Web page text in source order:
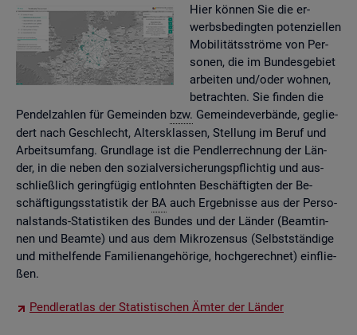
Hier kön­nen Sie die er­
werbs­be­ding­ten po­ten­zi­el­len
Mo­bi­li­täts­strö­me von Per­
so­nen, die im Bun­des­ge­biet
ar­bei­ten und/oder woh­nen,
be­trach­ten. Sie fin­den die
Pen­del­zah­len für Ge­mein­den bzw. Ge­mein­de­ver­bän­de, ge­glie­
dert nach Ge­schlecht, Al­ters­klas­sen, Stel­lung im Beruf und
Ar­beits­um­fang. Grund­la­ge ist die Pend­ler­rech­nung der Län­
der, in die neben den so­zi­al­ver­si­che­rungs­pflich­tig und aus­
schlie­ß­lich ge­ring­fü­gig ent­lohn­ten Be­schäf­tig­ten der Be­
schäf­ti­gungs­sta­tis­tik der BA auch Er­geb­nis­se aus der Per­so­
nal­stands-Sta­tis­ti­ken des Bun­des und der Län­der (Be­am­tin­
nen und Be­am­te) und aus dem Mi­kro­zen­sus (Selbst­stän­di­ge
und mit­hel­fen­de Fa­mi­li­en­an­ge­hö­ri­ge, hoch­ge­rech­net) ein­flie­
ßen.
Pend­ler­at­las der Sta­tis­ti­schen Ämter der Län­der